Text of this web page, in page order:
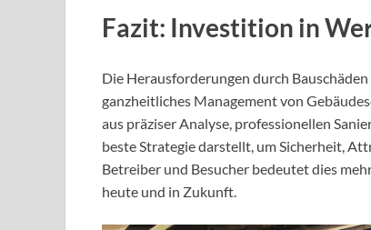
Fazit: Investition in
Die Herausforderungen durch
ganzheitliches Management von
aus präziser Analyse, professionellen
beste Strategie darstellt, um Sicherheit,
Betreiber und Besucher bedeutet dies
heute und in Zukunft.